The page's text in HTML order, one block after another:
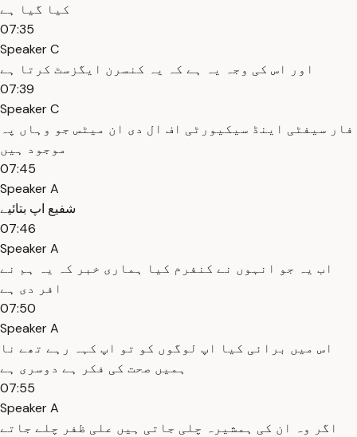
کیا گیا ہے
07:35
Speaker C
اور اس کی وجہ یہ ہے کہ یہ کنسرن ایگزسٹ کرتا ہے
07:39
Speaker C
فار سیفٹی اینڈ سیکیورٹی اف ال دی ان میٹس جو وہاں پہ
موجود ہیں
07:45
Speaker A
شفیع اپ بتائیے
07:46
Speaker A
اب یہ جو انہوں نے کنفرم کیا ہماری خبر کہ یہ ہم نے
افر دی ہے
07:50
Speaker A
اس میں برائی کیا اپ لوگوں کو تو اپ کہہ رہے تھے نا
ہمیں صحت کی فکر ہے دوسری ہے
07:55
Speaker A
اگر وہ ان کی ہمشیرہ چلی جاتی ہیں علی ظفر چلے جاتے